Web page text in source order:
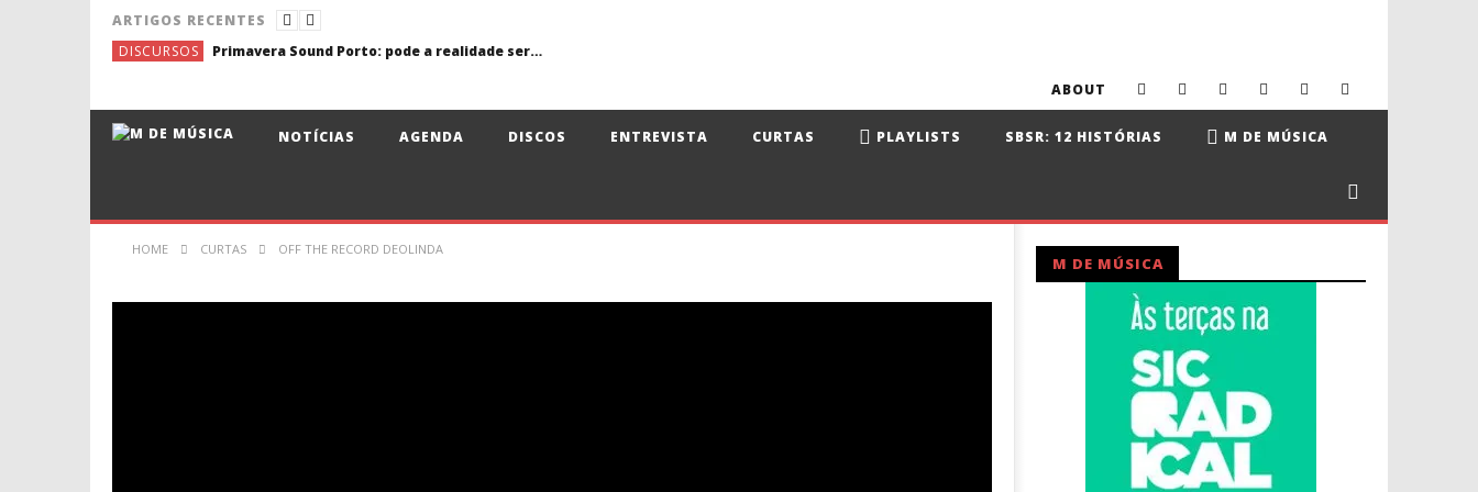
ARTIGOS RECENTES
DISCURSOS
Primavera Sound Porto: pode a realidade ser mais dura do que a ficção?
ABOUT
NOTÍCIAS AGENDA DISCOS ENTREVISTA CURTAS PLAYLISTS SBSR: 12 HISTÓRIAS M DE MÚSICA
HOME CURTAS OFF THE RECORD DEOLINDA
M DE MÚSICA